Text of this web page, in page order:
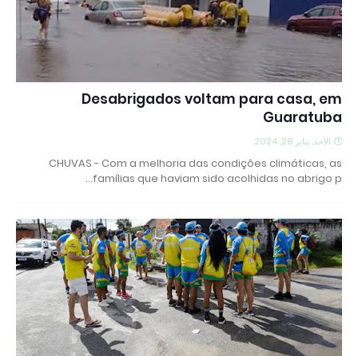
Desabrigados voltam para casa, em
Guaratuba
الأحد, يناير 28, 2024
CHUVAS - Com a melhoria das condições climáticas, as
famílias que haviam sido acolhidas no abrigo p…